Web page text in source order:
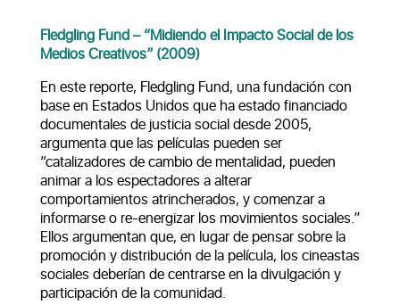
Fledgling Fund – “Midiendo el Impacto Social de los
Medios Creativos” (2009)
En este reporte, Fledgling Fund, una fundación con
base en Estados Unidos que ha estado financiado
documentales de justicia social desde 2005,
argumenta que las películas pueden ser
“catalizadores de cambio de mentalidad, pueden
animar a los espectadores a alterar
comportamientos atrincherados, y comenzar a
informarse o re-energizar los movimientos sociales.”
Ellos argumentan que, en lugar de pensar sobre la
promoción y distribución de la película, los cineastas
sociales deberían de centrarse en la divulgación y
participación de la comunidad.